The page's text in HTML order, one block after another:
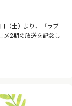
（土）より、『ラブ
メ2期の放送を記念し